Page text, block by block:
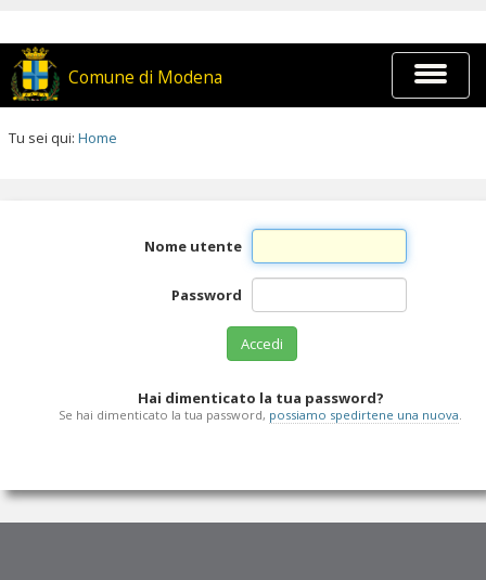
contenuti.
Salta
alla
Comune di Modena
Espandi
barra
di
Tu sei qui: Home
Nome utente
Password
Hai dimenticato la tua password?
Se hai dimenticato la tua password, possiamo spedirtene una nuova